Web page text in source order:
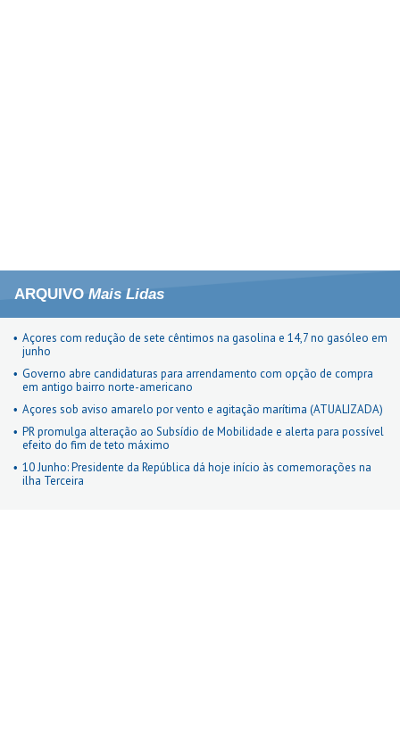
ARQUIVO Mais Lidas
Açores com redução de sete cêntimos na gasolina e 14,7 no gasóleo em
junho
Governo abre candidaturas para arrendamento com opção de compra
em antigo bairro norte-americano
Açores sob aviso amarelo por vento e agitação marítima (ATUALIZADA)
PR promulga alteração ao Subsídio de Mobilidade e alerta para possível
efeito do fim de teto máximo
10 Junho: Presidente da República dá hoje início às comemorações na
ilha Terceira